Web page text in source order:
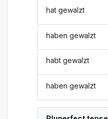
hat gewalzt
haben gewalzt
habt gewalzt
haben gewalzt